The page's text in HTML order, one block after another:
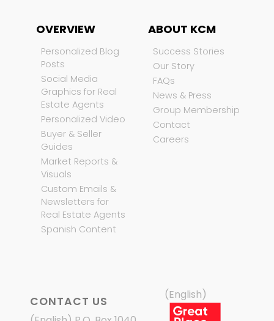
OVERVIEW
Personalized Blog
Posts
Social Media
Graphics for Real
Estate Agents
Personalized Video
Buyer & Seller
Guides
Market Reports &
Visuals
Custom Emails &
Newsletters for
Real Estate Agents
Spanish Content
ABOUT KCM
Success Stories
Our Story
FAQs
News & Press
Group Membership
Contact
Careers
CONTACT US (English)